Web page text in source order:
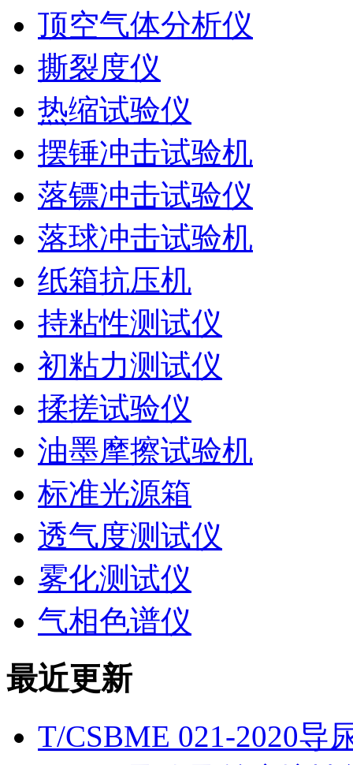
顶空气体分析仪
撕裂度仪
热缩试验仪
摆锤冲击试验机
落镖冲击试验仪
落球冲击试验机
纸箱抗压机
持粘性测试仪
初粘力测试仪
揉搓试验仪
油墨摩擦试验机
标准光源箱
透气度测试仪
雾化测试仪
气相色谱仪
最近更新
T/CSBME 021-2020导